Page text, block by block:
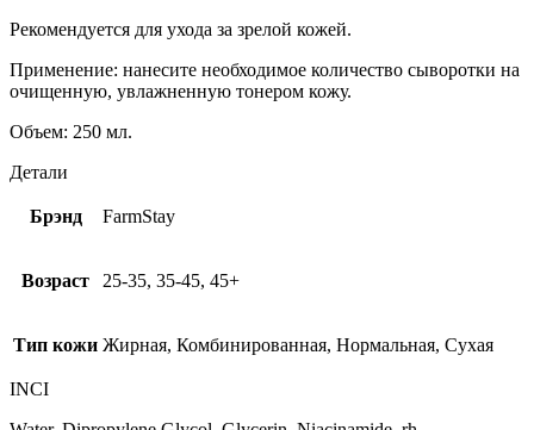
Рекомендуется для ухода за зрелой кожей.
Применение: нанесите необходимое количество сыворотки на
очищенную, увлажненную тонером кожу.
Объем: 250 мл.
Детали
Брэнд FarmStay
Возраст 25-35, 35-45, 45+
Тип кожи Жирная, Комбинированная, Нормальная, Сухая
INCI